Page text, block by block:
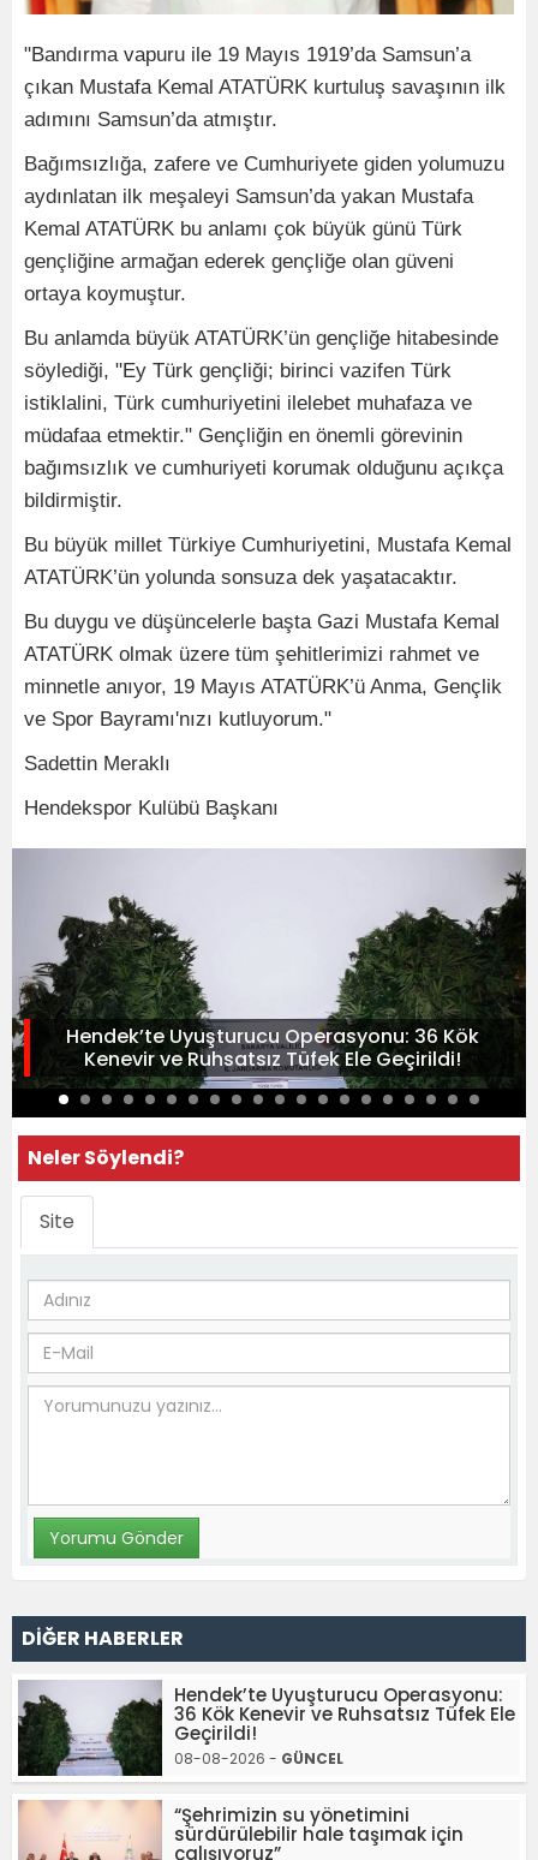
"Bandırma vapuru ile 19 Mayıs 1919’da Samsun’a
çıkan Mustafa Kemal ATATÜRK kurtuluş savaşının ilk
adımını Samsun’da atmıştır.
Bağımsızlığa, zafere ve Cumhuriyete giden yolumuzu
aydınlatan ilk meşaleyi Samsun’da yakan Mustafa
Kemal ATATÜRK bu anlamı çok büyük günü Türk
gençliğine armağan ederek gençliğe olan güveni
ortaya koymuştur.
Bu anlamda büyük ATATÜRK’ün gençliğe hitabesinde
söylediği, "Ey Türk gençliği; birinci vazifen Türk
istiklalini, Türk cumhuriyetini ilelebet muhafaza ve
müdafaa etmektir." Gençliğin en önemli görevinin
bağımsızlık ve cumhuriyeti korumak olduğunu açıkça
bildirmiştir.
Bu büyük millet Türkiye Cumhuriyetini, Mustafa Kemal
ATATÜRK’ün yolunda sonsuza dek yaşatacaktır.
Bu duygu ve düşüncelerle başta Gazi Mustafa Kemal
ATATÜRK olmak üzere tüm şehitlerimizi rahmet ve
minnetle anıyor, 19 Mayıs ATATÜRK’ü Anma, Gençlik
ve Spor Bayramı'nızı kutluyorum."
Sadettin Meraklı
Hendekspor Kulübü Başkanı
Hendek’te Uyuşturucu Operasyonu: 36 Kök
Kenevir ve Ruhsatsız Tüfek Ele Geçirildi!
Neler Söylendi?
Site
DİĞER HABERLER
Hendek’te Uyuşturucu Operasyonu:
36 Kök Kenevir ve Ruhsatsız Tüfek Ele
Geçirildi!
08-08-2026 - GÜNCEL
“Şehrimizin su yönetimini
sürdürülebilir hale taşımak için
çalışıyoruz”